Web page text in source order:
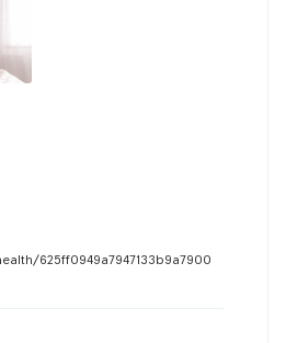
625ff0949a7947133b9a7900